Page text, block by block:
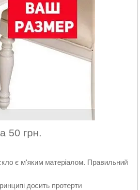
50 грн.
є м'яким матеріалом. Правильний
досить протерти